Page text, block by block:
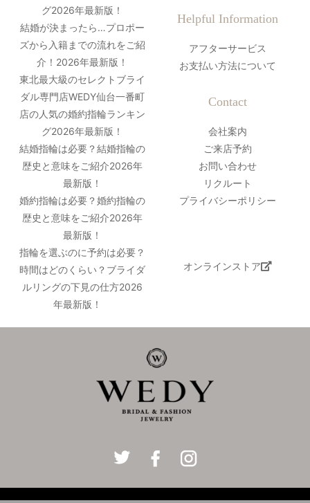
グ2026年最新版！
結婚が決まったら…プロポー
ズから入籍までの流れをご紹
介！2026年最新版！
東北最大級のセレクトブライ
ダル専門店WEDY仙台一番町
店の人気の婚約指輪ランキン
グ2026年最新版！
結婚指輪は必要？結婚指輪の
歴史と意味をご紹介2026年
最新版！
婚約指輪は必要？婚約指輪の
歴史と意味をご紹介2026年
最新版！
指輪を選ぶのに予約は必要？
時間はどのくらい？ブライダ
ルリングの下見の仕方2026
年最新版！
Helpful Information
アフターサービス
お支払い方法について
Contact
会社案内
ご来店予約
お問い合わせ
リクルート
プライバシーポリシー
オンラインストア